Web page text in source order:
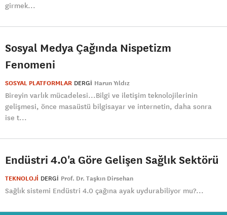
girmek...
Sosyal Medya Çağında Nispetizm
Fenomeni
SOSYAL PLATFORMLAR DERGI Harun Yıldız
Bireyin varlık mücadelesi...Bilgi ve iletişim teknolojilerinin
gelişmesi, önce masaüstü bilgisayar ve internetin, daha sonra
ise t...
Endüstri 4.0'a Göre Gelişen Sağlık Sektörü
TEKNOLOJİ DERGI Prof. Dr. Taşkın Dirsehan
Sağlık sistemi Endüstri 4.0 çağına ayak uydurabiliyor mu?...